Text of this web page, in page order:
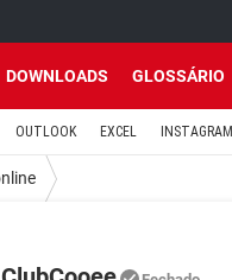
DOWNLOADS GLOSSÁRIO
OUTLOOK EXCEL INSTAGRAM